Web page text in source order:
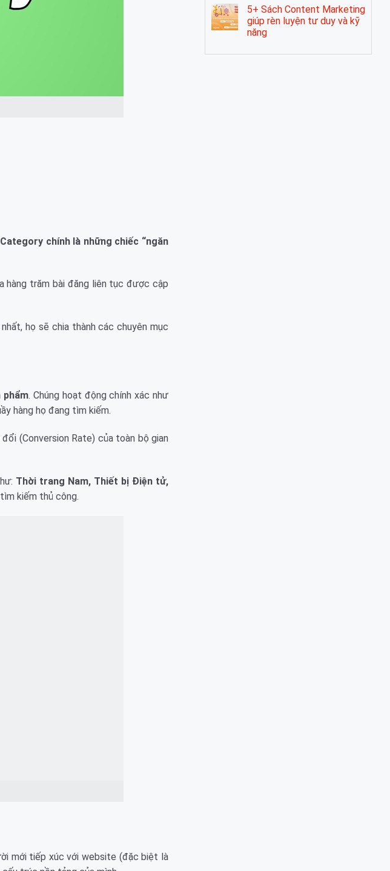
Category chính là những chiếc “ngăn
hàng trăm bài đăng liên tục được cập
họ sẽ chia thành các chuyên mục
phẩm. Chúng hoạt động chính xác như
hàng họ đang tìm kiếm.
(Conversion Rate) của toàn bộ gian
Thời trang Nam, Thiết bị Điện tử,
kiếm thủ công.
mới tiếp xúc với website (đặc biệt là
5+ Sách Content Marketing
giúp rèn luyện tư duy và kỹ
năng